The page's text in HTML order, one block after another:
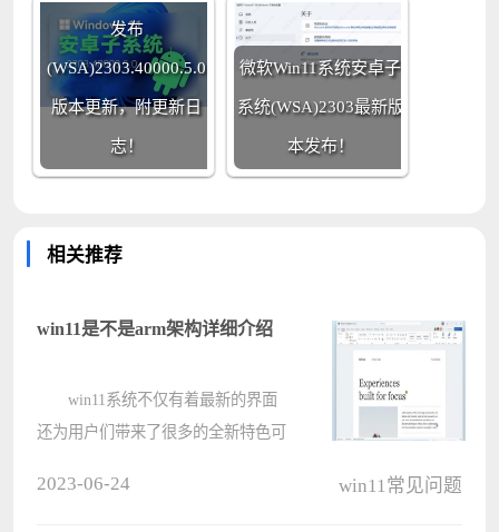
发布
(WSA)2303.40000.5.0
版本更新，附更新日
志！
微软Win11系统安卓子
系统(WSA)2303最新版
本发布！
相关推荐
win11是不是arm架构详细介绍
win11系统不仅有着最新的界面
还为用户们带来了很多的全新特色可
2023-06-24 win11常见问题